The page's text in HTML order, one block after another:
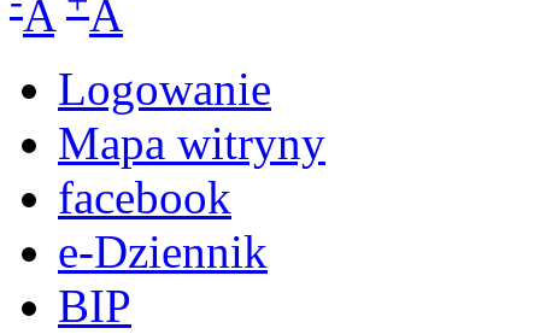
A
A
Logowanie
Mapa witryny
facebook
e-Dziennik
BIP